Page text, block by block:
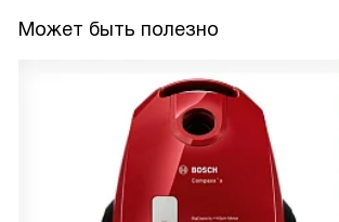
Может быть полезно